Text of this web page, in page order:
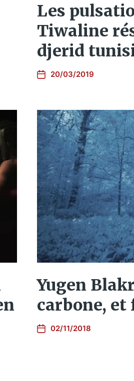
Les
Tiwaline
djerid
20/03/2019
Yugen
carbone,
02/11/2018